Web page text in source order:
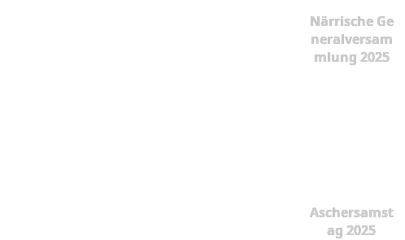
Närrische Ge
neralversam
mlung 2025
Aschersamst
ag 2025